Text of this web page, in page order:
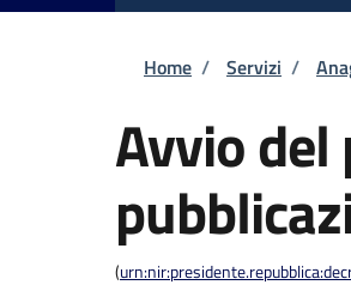
Briciole
Home / Servizi /
Avvio
(